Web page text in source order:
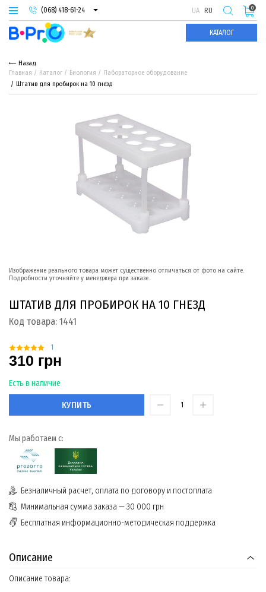
(068) 418-61-24
(093) 974-66-94
(095) 987-29-55
UA RU
КАТАЛОГ
0
Назад
Главная
Каталог Биология
Лабораторное оборудование
Штатив для пробирок на 10 гнезд
Изображение реального товара может существенно отличаться от фото на сайте.
Подробности уточняйте у менеджера при заказе.
ШТАТИВ ДЛЯ ПРОБИРОК НА 10 ГНЕЗД
Код товара: 1441
1
310 грн
Есть в наличие
КУПИТЬ
Мы работаем с:
Безналичный расчет, оплата по договору и постоплата
Минимальная сумма заказа — 30 000 грн
Бесплатная информационно-методическая поддержка
Описание
Описание товара: